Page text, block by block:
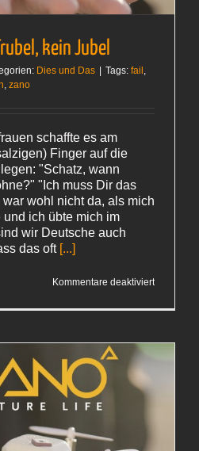
kein Jubel
Dies und Das | Tags: fail
zano
schaffte es am
Finger auf die
"Schatz, wann
"Ich muss Dir das
wohl nicht da, als mich
ich übte mich im
wir Deutsche auch
das oft [...]
Kommentare deaktiviertfür
kein Jubel